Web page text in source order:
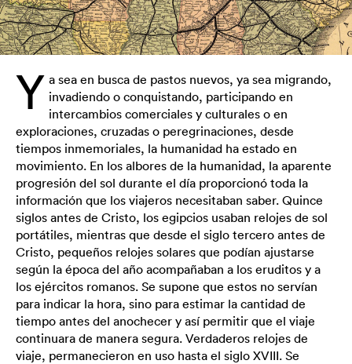
Y a sea en busca de pastos nuevos, ya sea migrando,
invadiendo o conquistando, participando en
intercambios comerciales y culturales o en
exploraciones, cruzadas o peregrinaciones, desde
tiempos inmemoriales, la humanidad ha estado en
movimiento. En los albores de la humanidad, la aparente
progresión del sol durante el día proporcionó toda la
información que los viajeros necesitaban saber. Quince
siglos antes de Cristo, los egipcios usaban relojes de sol
portátiles, mientras que desde el siglo tercero antes de
Cristo, pequeños relojes solares que podían ajustarse
según la época del año acompañaban a los eruditos y a
los ejércitos romanos. Se supone que estos no servían
para indicar la hora, sino para estimar la cantidad de
tiempo antes del anochecer y así permitir que el viaje
continuara de manera segura. Verdaderos relojes de
viaje, permanecieron en uso hasta el siglo XVIII. Se